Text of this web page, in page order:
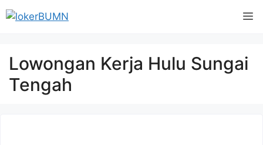
Langsung
ke
Lowongan Kerja Hulu Sungai
Tengah